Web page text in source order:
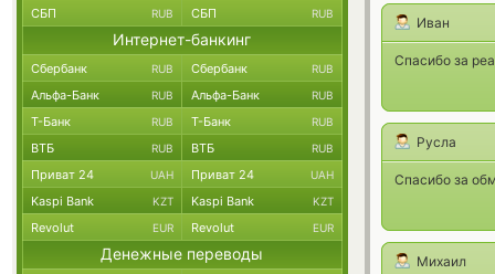
Иван
Спасибо за
Русла
Спасибо за
Михаил
СБП RUB СБП RUB
Интернет-банкинг
Сбербанк RUB Сбербанк RUB
Альфа-Банк RUB Альфа-Банк RUB
Т-Банк RUB Т-Банк RUB
ВТБ RUB ВТБ RUB
Приват 24 UAH Приват 24 UAH
Kaspi Bank KZT Kaspi Bank KZT
Revolut EUR Revolut EUR
Денежные переводы